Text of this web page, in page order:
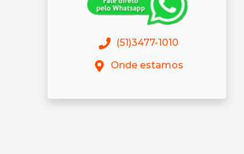
(51)3477-1010
Onde estamos